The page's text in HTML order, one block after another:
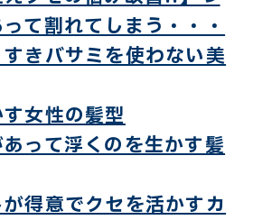
て割れてしまう・・・
すきバサミを使わない美
女性の髪型
って浮くのを生かす髪
得意でクセを活かすカ